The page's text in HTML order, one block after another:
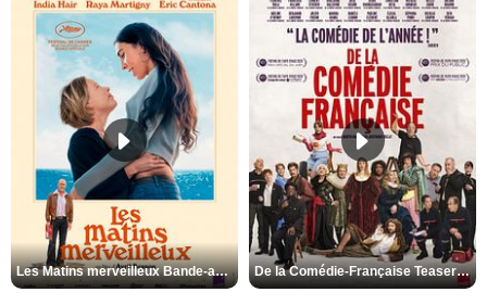
Les Matins merveilleux Bande-annonce VF De la Comédie-Française Teaser VF